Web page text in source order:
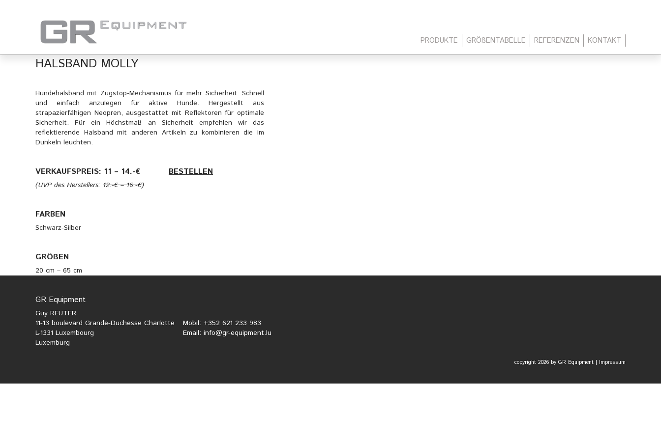
PRODUKTE GRÖßENTABELLE REFERENZEN KONTAKT
HALSBAND MOLLY
Hundehalsband mit Zugstop-Mechanismus für mehr Sicherheit. Schnell
und einfach anzulegen für aktive Hunde. Hergestellt aus
strapazierfähigen Neopren, ausgestattet mit Reflektoren für optimale
Sicherheit. Für ein Höchstmaß an Sicherheit empfehlen wir das
reflektierende Halsband mit anderen Artikeln zu kombinieren die im
Dunkeln leuchten.
VERKAUFSPREIS: 11 – 14.-€ BESTELLEN
(UVP des Herstellers: 12.-€ – 16.-€)
FARBEN
Schwarz-Silber
GRÖßEN
20 cm – 65 cm
GR Equipment
Guy REUTER
11-13 boulevard Grande-Duchesse Charlotte
L-1331 Luxembourg
Luxemburg
Mobil: +352 621 233 983
Email: info@gr-equipment.lu
copyright 2026 by GR Equipment | Impressum